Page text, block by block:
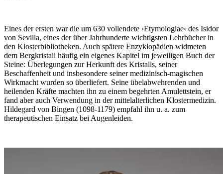
Eines der ersten war die um 630 vollendete ›Etymologiae‹ des Isidor
von Sevilla, eines der über Jahrhunderte wichtigsten Lehrbücher in
den Klosterbibliotheken. Auch spätere Enzyklopädien widmeten
dem Bergkristall häufig ein eigenes Kapitel im jeweiligen Buch der
Steine: Überlegungen zur Herkunft des Kristalls, seiner
Beschaffenheit und insbesondere seiner medizinisch-magischen
Wirkmacht wurden so überliefert. Seine übelabwehrenden und
heilenden Kräfte machten ihn zu einem begehrten Amulettstein, er
fand aber auch Verwendung in der mittelalterlichen Klostermedizin.
Hildegard von Bingen (1098-1179) empfahl ihn u. a. zum
therapeutischen Einsatz bei Augenleiden.